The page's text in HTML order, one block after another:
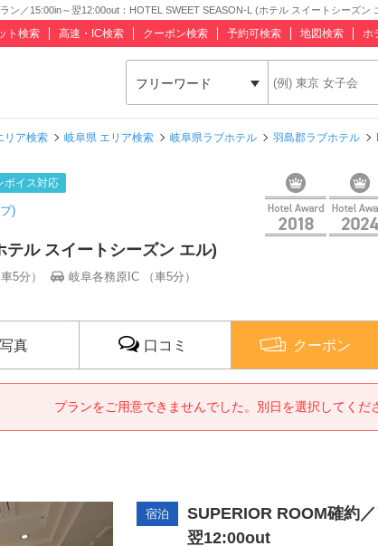
ン／15:00in～翌12:00out：HOTEL SWEET SEASON-L (ホテル スイートシーズン
ト検索 高速・IC検索 クーポン検索 予約可検索 地図検索 ホ
フリーワード
リア検索 岐阜県 エリア検索 岐阜県ラブホテル 羽島郡ラブホテル
ボイス対応
)
ル スイートシーズン エル)
5分）
岐阜各務原IC （車5分）
写真 口コミ クーポン
プランをご用意できませんでした。別日を選択してくだ
宿泊
SUPERIOR ROOM確約
翌12:00out